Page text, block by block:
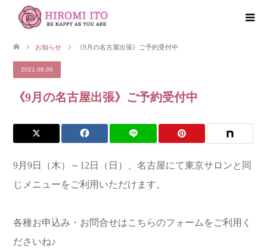
お知らせ 《9月の名古屋出張》ご予約受付中
2021.08.06
《9月の名古屋出張》ご予約受付中
9月9日（木）～12日（日）、名古屋にて東京サロンと同
じメニューをご利用いただけます。
各種お申込み・お問合せはこちらのフォームをご利用く
ださいね♪